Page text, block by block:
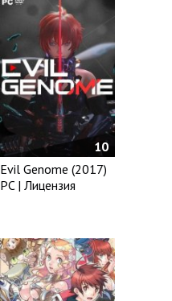
10
Evil Genome (2017)
PC | Лицензия